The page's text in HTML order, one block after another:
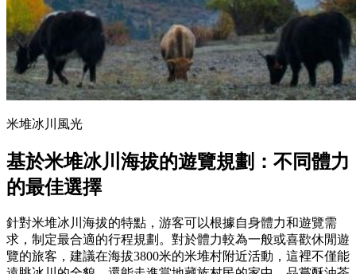
米堆冰川風光
基於米堆冰川海拔的遊覽規劃：不同體力
的最佳選擇
針對米堆冰川海拔的特點，游客可以根據自身體力和遊覽需
求，制定最合適的行程規劃。對於體力較為一般或喜歡休閒遊
覽的旅客，建議在海拔3800米的米堆村附近活動，這裡不僅能